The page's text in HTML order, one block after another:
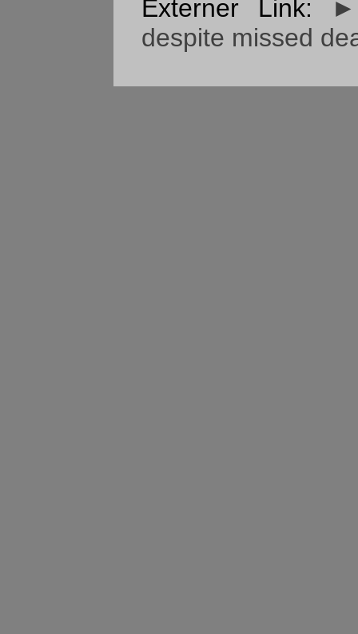
Externer Link:
►
despite missed